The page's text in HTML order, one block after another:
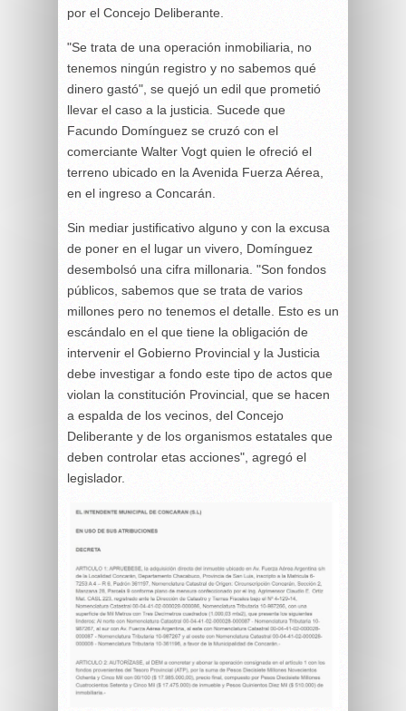
por el Concejo Deliberante.
"Se trata de una operación inmobiliaria, no
tenemos ningún registro y no sabemos qué
dinero gastó", se quejó un edil que prometió
llevar el caso a la justicia. Sucede que
Facundo Domínguez se cruzó con el
comerciante Walter Vogt quien le ofreció el
terreno ubicado en la Avenida Fuerza Aérea,
en el ingreso a Concarán.
Sin mediar justificativo alguno y con la excusa
de poner en el lugar un vivero, Domínguez
desembolsó una cifra millonaria. "Son fondos
públicos, sabemos que se trata de varios
millones pero no tenemos el detalle. Esto es un
escándalo en el que tiene la obligación de
intervenir el Gobierno Provincial y la Justicia
debe investigar a fondo este tipo de actos que
violan la constitución Provincial, que se hacen
a espalda de los vecinos, del Concejo
Deliberante y de los organismos estatales que
deben controlar etas acciones", agregó el
legislador.